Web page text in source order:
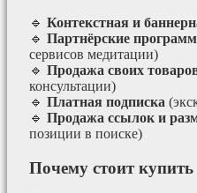
🔹 Контекстная и
🔹 Партнёрские
сервисов медитации)
🔹 Продажа своих
консультации)
🔹 Платная подписка
🔹 Продажа ссылок и
позиции в поиске)
Почему стоит купить